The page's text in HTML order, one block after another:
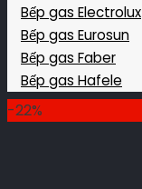
Bếp gas Electrolux
Bếp gas Eurosun
Bếp gas Faber
Bếp gas Hafele
-22%